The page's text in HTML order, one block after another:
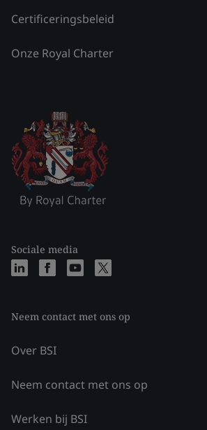
Certificeringsbeleid
Onze Royal Charter
Sociale media
Neem contact met ons op
Over BSI
Neem contact met ons op
Werken bij BSI